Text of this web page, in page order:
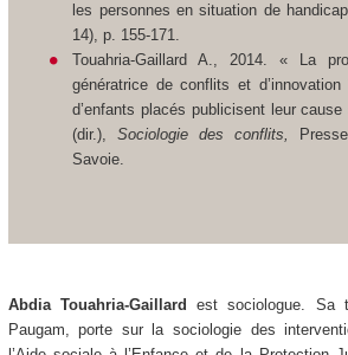
les personnes en situation de
14), p. 155-171.
Touahria-Gaillard A., 2014. « La
génératrice de conflits et
d’enfants placés publicisent leur
(dir.), Sociologie des conflits,
Savoie.
Abdia Touahria-Gaillard est sociologue. Sa
Paugam, porte sur la sociologie des